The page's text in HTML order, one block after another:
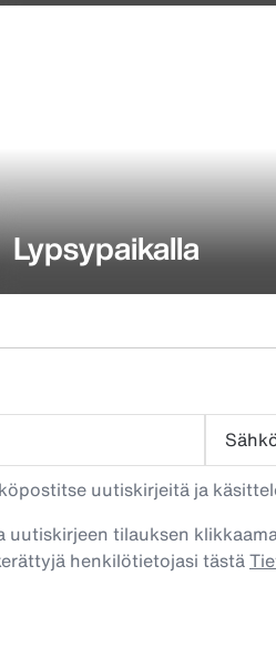
Lypsypaikalla
uutiskirjeitä ja
tilauksen
henkilötietojasi tästä